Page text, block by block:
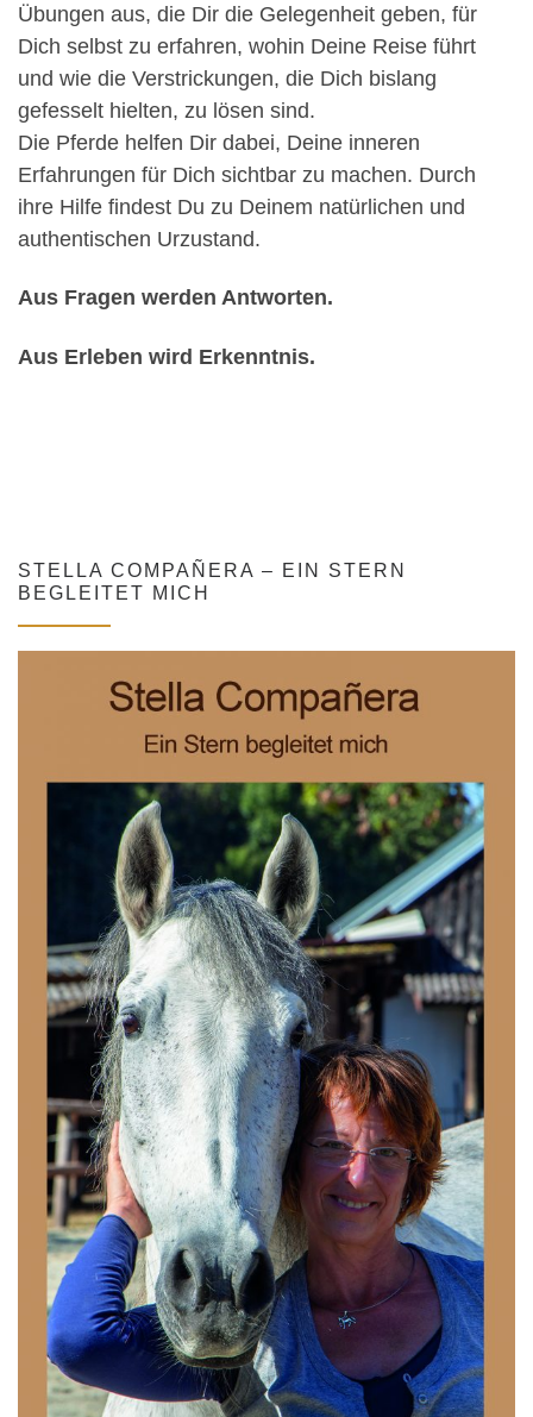
Übungen aus, die Dir die Gelegenheit geben, für
Dich selbst zu erfahren, wohin Deine Reise führt
und wie die Verstrickungen, die Dich bislang
gefesselt hielten, zu lösen sind.
Die Pferde helfen Dir dabei, Deine inneren
Erfahrungen für Dich sichtbar zu machen. Durch
ihre Hilfe findest Du zu Deinem natürlichen und
authentischen Urzustand.
Aus Fragen werden Antworten.
Aus Erleben wird Erkenntnis.
STELLA COMPAÑERA – EIN STERN
BEGLEITET MICH